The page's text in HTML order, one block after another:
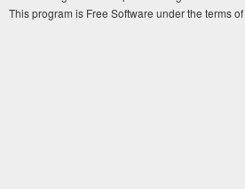
This program is Free Software under the terms of